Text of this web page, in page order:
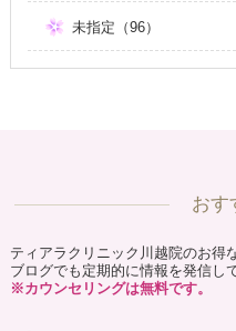
未指定（96）
おす
ティアラクリニック川越院のお得
ブログでも定期的に情報を発信し
※カウンセリングは無料です。